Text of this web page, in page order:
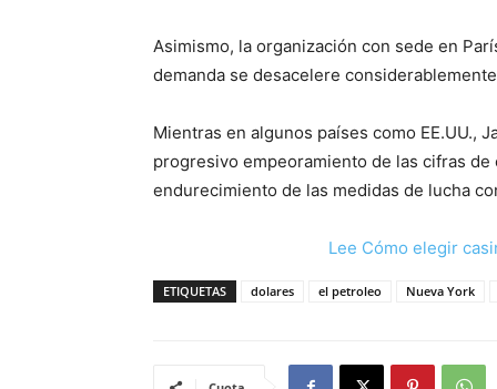
Asimismo, la organización con sede en
demanda se desacelere
Mientras en algunos países como EE.UU.,
progresivo empeoramiento de las cifras
endurecimiento de las medidas de lucha
Lee Cómo elegir
ETIQUETAS dolares el petroleo Nueva York